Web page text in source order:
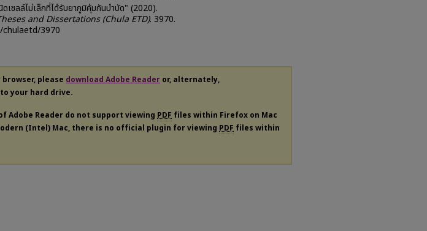
ดเซลล์ไม่เล็กที่ได้รับยาภูมิคุ้มกันบำบัด" (2020).
and Dissertations (Chula ETD). 3970.
3970
please download Adobe Reader or, alternately,
your hard drive.
Adobe Reader do not support viewing PDF files within Firefox on Mac
(Intel) Mac, there is no official plugin for viewing PDF files within